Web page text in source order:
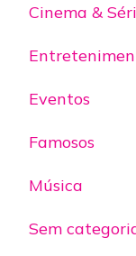
Cinema &
Eventos
Famosos
Música
Sem